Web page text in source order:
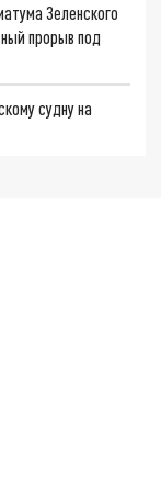
Зеленского
прорыв под
судну на